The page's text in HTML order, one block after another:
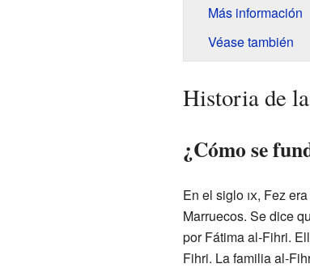
Más información
Véase también
Historia de
¿Cómo se
En el siglo ix, Fez
Marruecos. Se dice
por Fátima al-Fihri.
Fihri. La familia al-